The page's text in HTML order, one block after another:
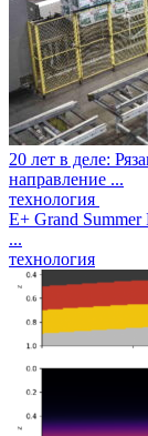
20 лет в деле:
направление ...
технология
E+ Grand
...
технология